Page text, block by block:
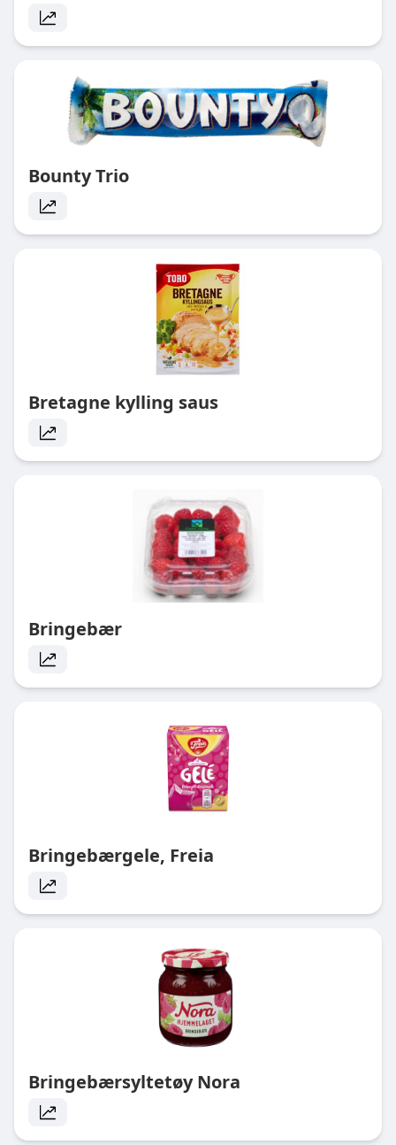
Bounty Trio
Bretagne kylling saus
Bringebær
Bringebærgele, Freia
Bringebærsyltetøy Nora